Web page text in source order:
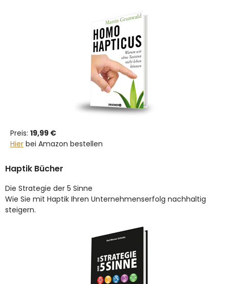
Preis: 19,99 €
Hier bei Amazon bestellen
Haptik Bücher
Die Strategie der 5 Sinne
Wie Sie mit Haptik Ihren Unternehmenserfolg nachhaltig
steigern.